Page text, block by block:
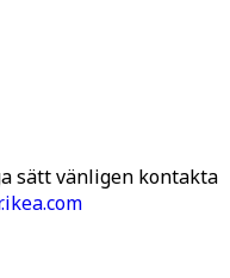
sätt vänligen kontakta